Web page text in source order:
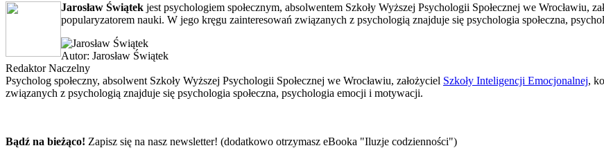
Jarosław Świątek jest psychologiem społecznym, absolwentem Szkoły Wyższej Psychologii Społecznej we Wrocławiu,
popularyzatorem nauki. W jego kręgu zainteresowań związanych z psychologią znajduje się psychologia społeczna,
Autor: Jarosław Świątek
Redaktor Naczelny
Psycholog społeczny, absolwent Szkoły Wyższej Psychologii Społecznej we Wrocławiu, założyciel Szkoły Inteligencji Emocjonalnej,
związanych z psychologią znajduje się psychologia społeczna, psychologia emocji i motywacji.
Bądź na bieżąco! Zapisz się na nasz newsletter! (dodatkowo otrzymasz eBooka "Iluzje codzienności")